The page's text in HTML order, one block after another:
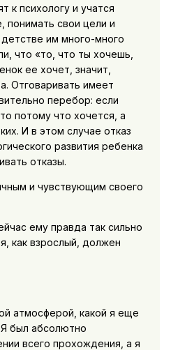
к психологу и учатся
понимать свои цели и
им много-много
что «то, что ты хочешь,
ее хочет, значит,
Отговаривать имеет
перебор: если
потому что хочется, а
И в этом случае отказ
развития ребенка
отказы.
и чувствующим своего
ему правда так сильно
как взрослый, должен
атмосферой, какой я еще
был абсолютно
всего прохождения, а я